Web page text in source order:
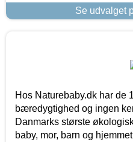
Se udvalget
Hos Naturebaby.dk har de
bæredygtighed og ingen
Danmarks største
baby, mor, barn og